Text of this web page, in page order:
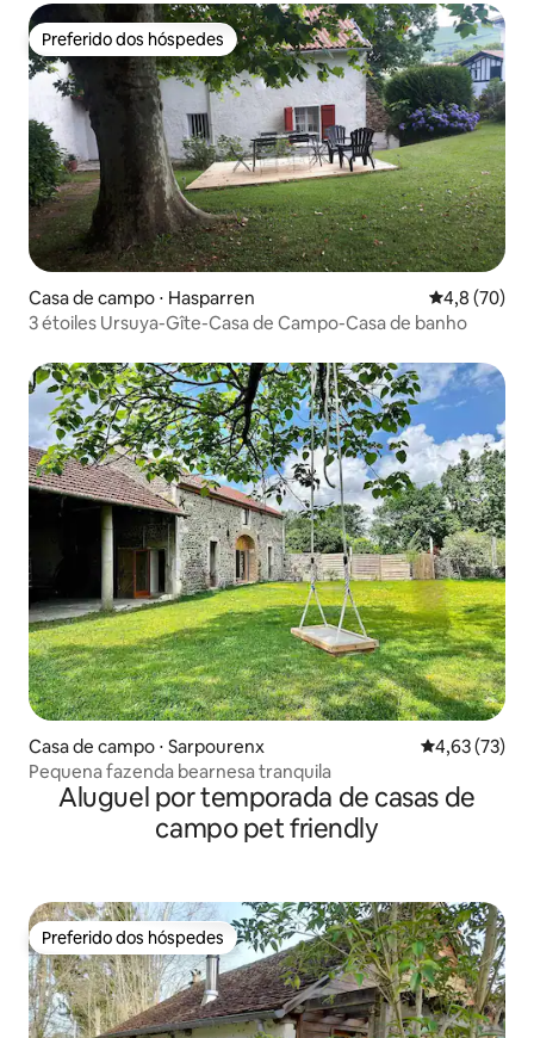
Preferido dos hóspedes
Preferido dos hóspedes
Casa de campo ⋅ Hasparren 4,8 de uma
4,8 (70)
3 étoiles Ursuya-Gîte-Casa de Campo-Casa de banho
Casa de campo ⋅ Sarpourenx 4,63 de uma
4,63 (73)
Pequena fazenda bearnesa tranquila
Aluguel por temporada de casas de
campo pet friendly
Preferido dos hóspedes
Preferido dos hóspedes